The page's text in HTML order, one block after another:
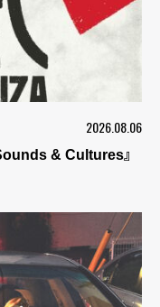
2026.08.06
& Cultures』